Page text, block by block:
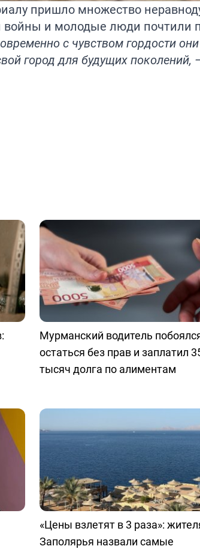
пришло множество
войны и молодые люди почтили
с чувством гордости
город для будущих
Мурманский водитель
остаться без прав и заплатил
тысяч долга по алиментам
«Цены взлетят в 3 раза»:
Заполярья назвали самые